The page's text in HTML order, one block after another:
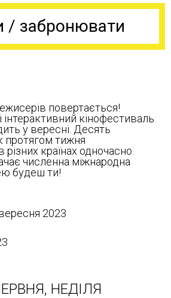
/ забронювати
повертається!
інтерактивний кінофестиваль
у вересні. Десять
протягом тижня
країнах одночасно.
численна міжнародна
будеш ти!
2023
НЕДІЛЯ